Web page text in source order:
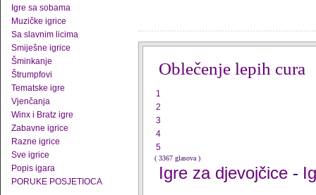
Igre sa sobama
Muzičke igrice
Sa slavnim licima
Smiješne igrice
Šminkanje
Štrumpfovi
Tematske igre
Vjenčanja
Winx i Bratz igre
Zabavne igrice
Razne igrice
Sve igrice
Popis igara
PORUKE POSJETIOCA
Oblečenje lepih cura
1
2
3
4
5
( 3367 glasova )
Igre za djevojčice -